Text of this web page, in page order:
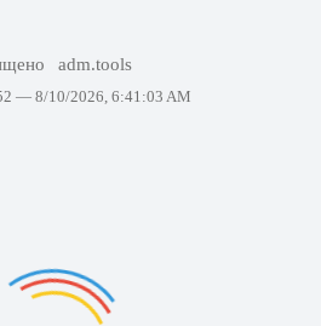
adm.tools
— 8/10/2026, 6:41:03 AM